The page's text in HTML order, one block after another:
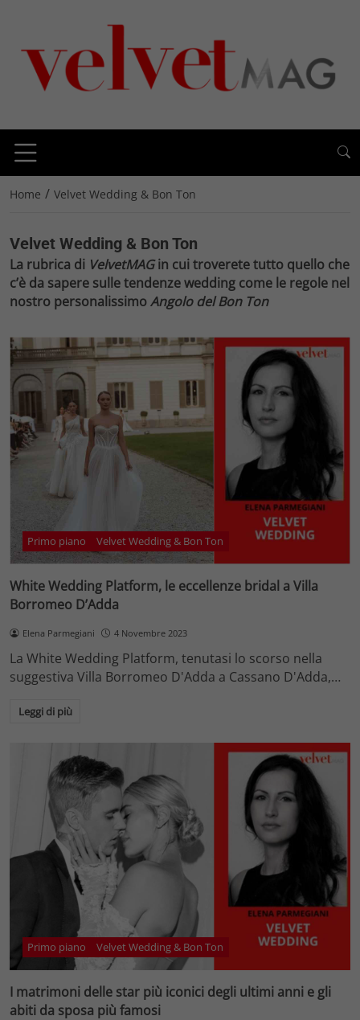
Home / Velvet Wedding & Bon Ton
Velvet Wedding & Bon Ton
La rubrica di VelvetMAGin cui troverete tutto quello che
c’è da sapere sulle tendenzewedding come le regole nel
nostro personalissimoAngolo del Bon Ton
Primo piano Velvet Wedding & Bon Ton
White Wedding Platform, le eccellenze bridal a Villa
Borromeo D’Adda
Elena Parmegiani 4 Novembre 2023
La White Wedding Platform, tenutasi lo scorso nella
suggestiva Villa Borromeo D'Adda a Cassano D'Adda,…
Leggi di più
Primo piano Velvet Wedding & Bon Ton
I matrimoni delle star più iconici degli ultimi anni e gli
abiti da sposa più famosi